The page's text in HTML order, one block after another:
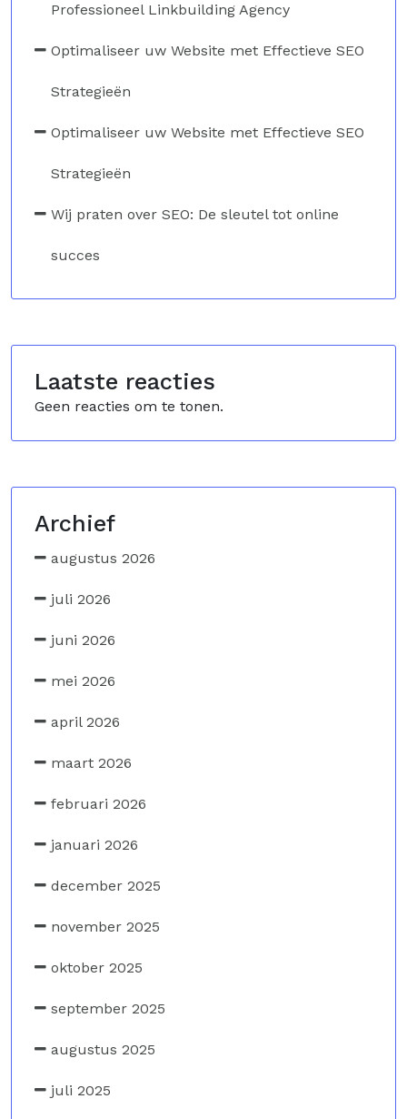
Professioneel Linkbuilding Agency
Optimaliseer uw Website met Effectieve SEO
Strategieën
Optimaliseer uw Website met Effectieve SEO
Strategieën
Wij praten over SEO: De sleutel tot online
succes
Laatste reacties
Geen reacties om te tonen.
Archief
augustus 2026
juli 2026
juni 2026
mei 2026
april 2026
maart 2026
februari 2026
januari 2026
december 2025
november 2025
oktober 2025
september 2025
augustus 2025
juli 2025